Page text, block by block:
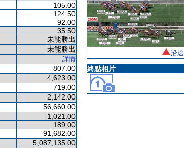
105.00
124.50
92.00
35.50
未能勝出
未能勝出
詳情
807.00
4,623.00
719.00
2,142.00
56,660.00
1,021.00
189.00
91,682.00
5,087,135.00
沿
終點相片